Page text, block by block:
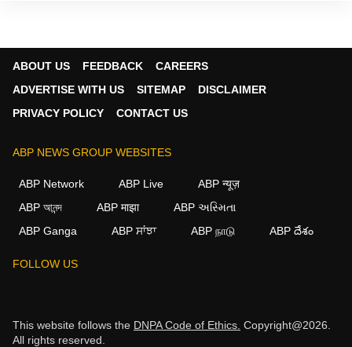
ABOUT US FEEDBACK
CAREERS
ADVERTISE WITH US
SITEMAP
DISCLAIMER
PRIVACY POLICY
CONTACT US
ABP NEWS GROUP WEBSITES
ABP Network ABP Live
ABP न्यूज़
ABP আনন্দ
ABP माझा
ABP અસ્મિતા
ABP Ganga
ABP ਸਾਂਝਾ ABP நாடு ABP దేశం
FOLLOW US
This website follows the DNPA Code of Ethics. Copyright@2026.
All rights reserved.